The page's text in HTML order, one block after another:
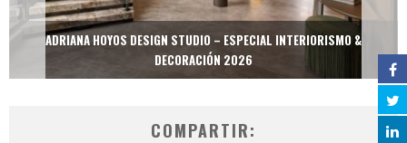
ADRIANA HOYOS DESIGN STUDIO – ESPECIAL INTERIORISMO &
DECORACIÓN 2026
COMPARTIR: